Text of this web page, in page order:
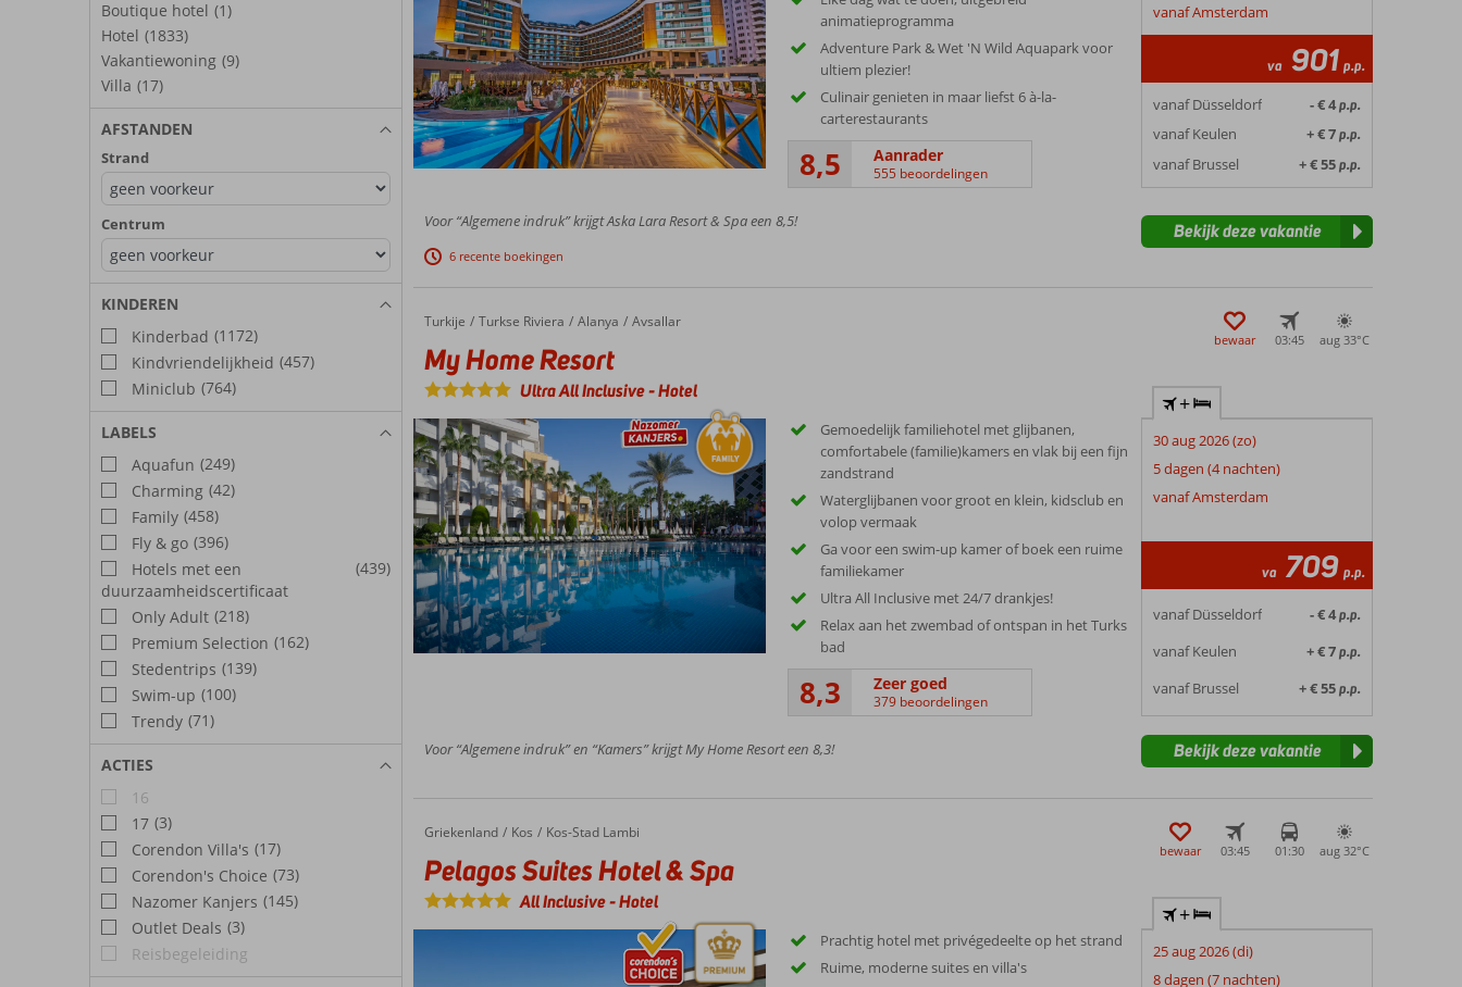
Boutique hotel (1)
Hotel (1833)
Vakantiewoning (9)
Villa (17)
AFSTANDEN
Strand
Centrum
KINDEREN
Kinderbad (1172)
Kindvriendelijkheid (457)
Miniclub (764)
LABELS
Aquafun (249)
Charming (42)
Family (458)
Fly & go (396)
Hotels met een
duurzaamheidscertificaat
(439)
Only Adult (218)
Premium Selection (162)
Stedentrips (139)
Swim-up (100)
Trendy (71)
ACTIES
16
17 (3)
Corendon Villa's (17)
Corendon's Choice (73)
Nazomer Kanjers (145)
Outlet Deals (3)
Reisbegeleiding
animatieprogramma
Adventure Park & Wet 'N Wild Aquapark voor
ultiem plezier!
Culinair genieten in maar liefst 6 à-la-
carterestaurants
8,5 Aanrader
555 beoordelingen
vanaf Amsterdam
va 901 p.p.
vanaf Düsseldorf - € 4p.p.
vanaf Keulen + € 7p.p.
vanaf Brussel + € 55p.p.
Voor “Algemene indruk” krijgt Aska Lara Resort & Spa een 8,5!
6 recente boekingen
Bekijk deze vakantie
Home
Turkije Turkse Riviera Alanya Avsallar
My Home Resort
My Home Resort
Ultra All Inclusive-Hotel
bewaar 03:45 aug 33°C
Gemoedelijk familiehotel met glijbanen,
comfortabele (familie)kamers en vlak bij een fijn
zandstrand
Waterglijbanen voor groot en klein, kidsclub en
volop vermaak
Ga voor een swim-up kamer of boek een ruime
familiekamer
Ultra All Inclusive met 24/7 drankjes!
Relax aan het zwembad of ontspan in het Turks
bad
8,3 Zeer goed
379 beoordelingen
+
30 aug 2026 (zo)
5 dagen (4 nachten)
vanaf Amsterdam
va 709 p.p.
vanaf Düsseldorf - € 4p.p.
vanaf Keulen + € 7p.p.
vanaf Brussel + € 55p.p.
Voor “Algemene indruk” en “Kamers” krijgt My Home Resort een 8,3! Bekijk deze vakantie
Home
Griekenland Kos Kos-Stad Lambi
Pelagos Suites Hotel & Spa
Pelagos Suites Hotel & Spa
All Inclusive-Hotel
bewaar 03:45 01:30 aug 32°C
Prachtig hotel met privégedeelte op het strand
Ruime, moderne suites en villa's
+
25 aug 2026 (di)
8 dagen (7 nachten)